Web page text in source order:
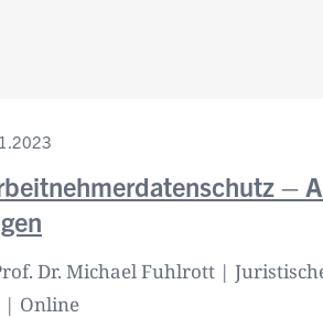
–
Dr. Michael Fuhlrott |
| Online